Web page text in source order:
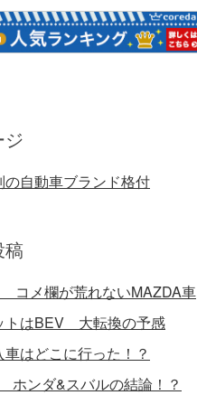
ジ
の自動車ブランド格付
コメ欄が荒れないMAZDA車
トはBEV 大転換の予感
はどこに行った！？
ンダ&スバルの結論！？